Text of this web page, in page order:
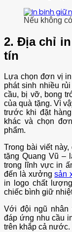
Nếu không
2. Địa chỉ
tín
Lựa chọn đơn vị
phát sinh nhiều
cầu, bị vỡ, bong
của quà tặng. Vì
trước khi đặt
khác và chọn
phẩm.
Trong bài viết
tặng Quang Vũ –
trong lĩnh vực in
đến là xưởngsản
in logo chất
chiếc bình giữ
Với đội ngũ nhân
đáp ứng nhu cầu
trên khắp cả nước.